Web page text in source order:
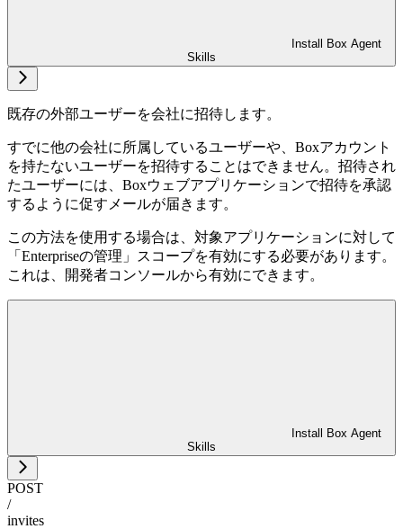
Install Box Agent
Skills
既存の外部ユーザーを会社に招待します。
すでに他の会社に所属しているユーザーや、Boxアカウント
を持たないユーザーを招待することはできません。招待され
たユーザーには、Boxウェブアプリケーションで招待を承認
するように促すメールが届きます。
この方法を使用する場合は、対象アプリケーションに対して
「Enterpriseの管理」スコープを有効にする必要があります。
これは、開発者コンソールから有効にできます。
Install Box Agent
Skills
POST
/
invites